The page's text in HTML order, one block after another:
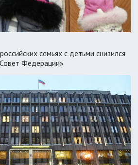
семьях с детьми снизился
Федерации»